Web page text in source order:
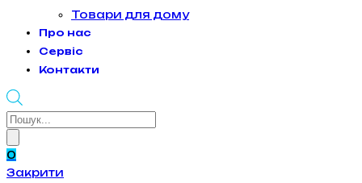
Товари для дому
Про нас
Сервіс
Контакти
Products
0
Закрити